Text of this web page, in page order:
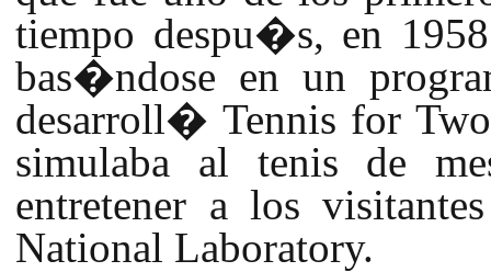
tiempo despu�s, en
bas�ndose en un
desarroll� Tennis for
simulaba al tenis de
entretener a los
National Laboratory.